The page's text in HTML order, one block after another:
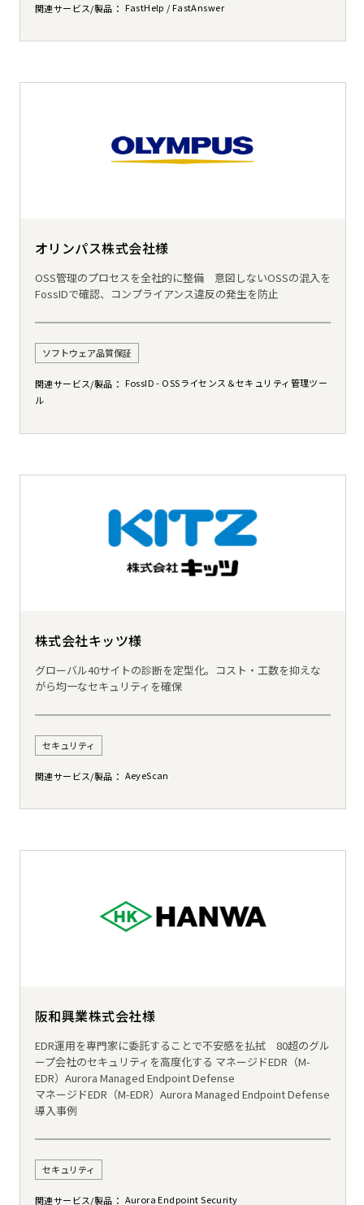
関連サービス/製品 FastHelp FastAnswer
オリンパス株式会社様
OSS管理のプロセスを全社的に整備 意図しないOSSの混入を
FossIDで確認、コンプライアンス違反の発生を防止
ソフトウェア品質保証
関連サービス/製品
FossID - OSSライセンス＆セキュリティ管理ツー
ル
株式会社キッツ様
グローバル40サイトの診断を定型化。コスト・工数を抑えな
がら均一なセキュリティを確保
セキュリティ
関連サービス/製品 AeyeScan
阪和興業株式会社様
EDR運用を専門家に委託することで不安感を払拭 80超のグル
ープ会社のセキュリティを高度化する マネージドEDR（M-
EDR）Aurora Managed Endpoint Defense
マネージドEDR（M-EDR）Aurora Managed Endpoint Defense
導入事例
セキュリティ
関連サービス/製品 Aurora Endpoint Security